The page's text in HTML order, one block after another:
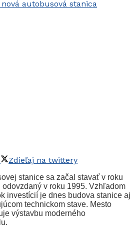
Zdieľaj na twittery
stanice sa začal stavať v roku
v roku 1995. Vzhľadom
investícií je dnes budova stanice aj
technickom stave. Mesto
výstavbu moderného